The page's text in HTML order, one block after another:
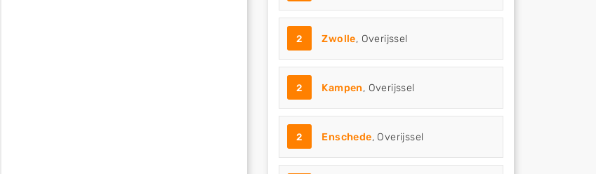
2 Zwolle, Overijssel
2 Kampen, Overijssel
2 Enschede, Overijssel